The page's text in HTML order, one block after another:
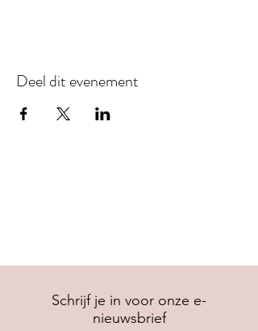
Deel dit evenement
Schrijf je in voor onze e-
nieuwsbrief